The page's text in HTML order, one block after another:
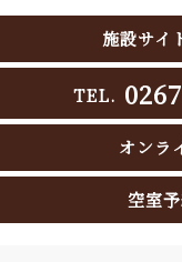
施設サイ
TEL.
オンラ
空室